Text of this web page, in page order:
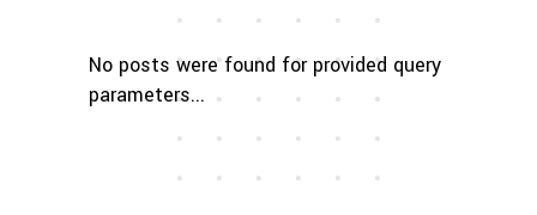
No posts were found for provided query
parameters...